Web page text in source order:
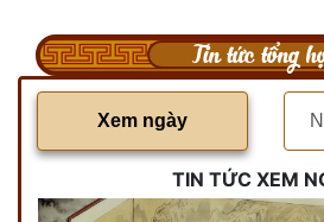
Tin tức tổng
Xem ngày
TIN TỨC XEM